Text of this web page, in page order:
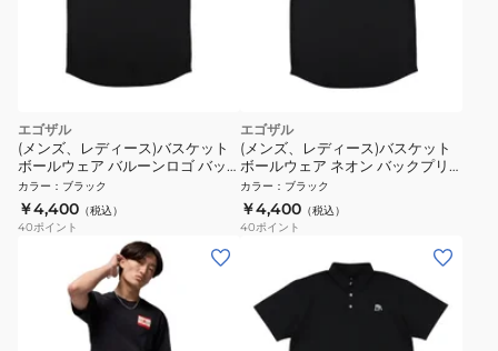
エゴザル
(メンズ、レディース)バスケット
ボールウェア バルーンロゴ バッ
クプリント Tシャツ
EZSS26UST025C001
カラー ： ブラック
￥4,400 （税込）
40ポイント
エゴザル
(メンズ、レディース)バスケット
ボールウェア ネオン バックプリ
ント EZSS26UST022C001
カラー ： ブラック
￥4,400 （税込）
40ポイント